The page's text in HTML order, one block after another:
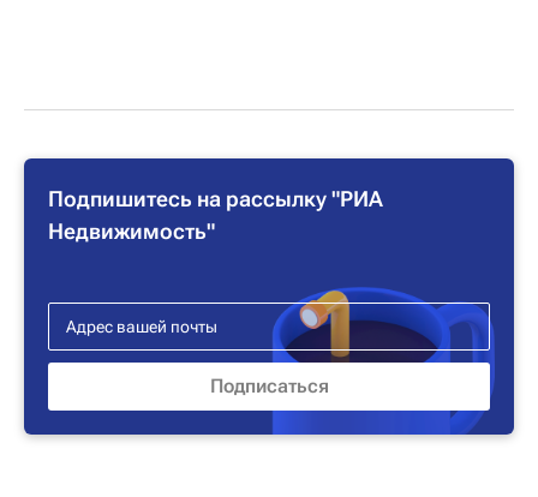
Подпишитесь на рассылку "РИА
Недвижимость"